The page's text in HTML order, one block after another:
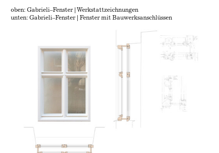
oben: Gabrieli–Fenster | Werkstattzeichnungen
unten: Gabrieli–Fenster | Fenster mit Bauwerksanschlüssen